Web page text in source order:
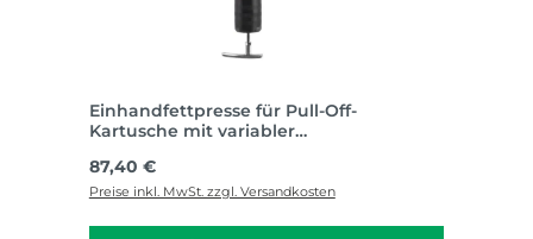
Einhandfettpresse für Pull-Off-
Kartusche mit variabler
Regulärer Preis:
87,40 €
Preise inkl. MwSt. zzgl. Versandkosten